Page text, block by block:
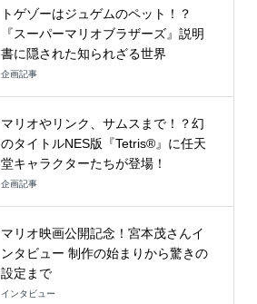
トゲゾーはジュゲムのペット！？
『スーパーマリオブラザーズ』説明
書に隠された知られざる世界
企画記事
マリオやリンク、サムスまで！？幻
のタイトルNES版『Tetris®』に任天
堂キャラクターたちが登場！
企画記事
マリオ映画公開記念！宮本茂さんイ
ンタビュー 制作の始まりから驚きの
設定まで
インタビュー